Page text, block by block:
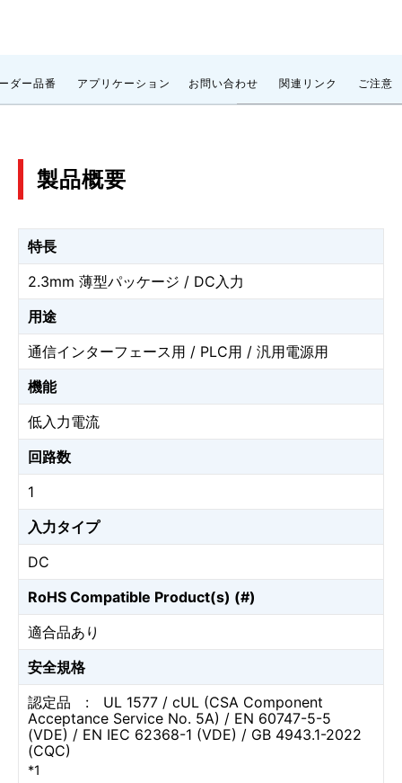
ダー品番 アプリケーション お問い合わせ 関連リンク ご注意
製品概要
特長
2.3mm 薄型パッケージ / DC入力
用途
通信インターフェース用 / PLC用 / 汎用電源用
機能
低入力電流
回路数
1
入力タイプ
DC
RoHS Compatible Product(s) (#)
適合品あり
安全規格
認定品 : UL 1577 / cUL (CSA Component
Acceptance Service No. 5A) / EN 60747-5-5
(VDE) / EN IEC 62368-1 (VDE) / GB 4943.1-2022
(CQC)
*1